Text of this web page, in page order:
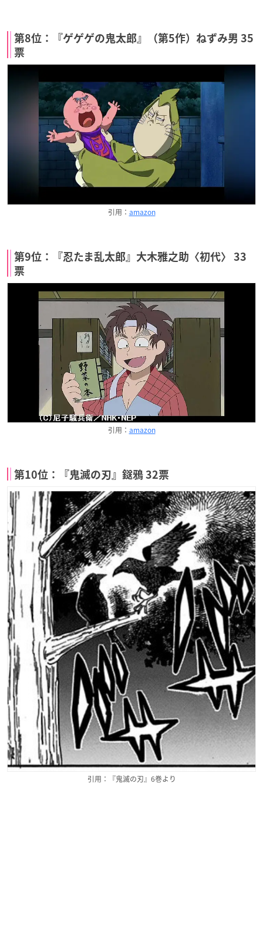
第8位：『ゲゲゲの鬼太郎』（第5作）ねずみ男 35
票
引用： amazon
第9位：『忍たま乱太郎』大木雅之助〈初代〉 33
票
引用： amazon
第10位：『鬼滅の刃』鎹鴉 32票
引用：『鬼滅の刃』6巻より